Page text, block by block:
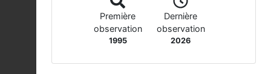
Première
observation
1995
Dernière
observation
2026